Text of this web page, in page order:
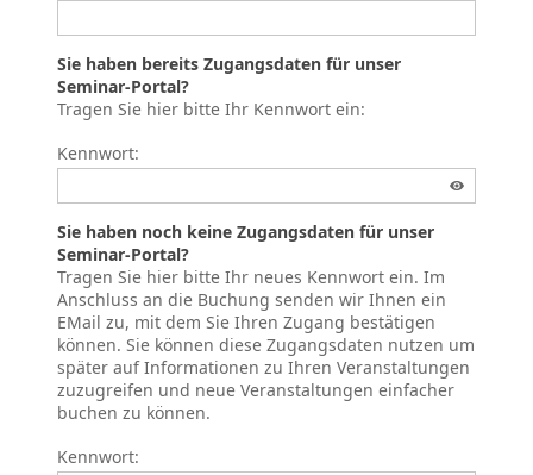
Sie haben bereits Zugangsdaten für unser
Seminar-Portal?
Tragen Sie hier bitte Ihr Kennwort ein:
Kennwort:
Sie haben noch keine Zugangsdaten für unser
Seminar-Portal?
Tragen Sie hier bitte Ihr neues Kennwort ein. Im
Anschluss an die Buchung senden wir Ihnen ein
EMail zu, mit dem Sie Ihren Zugang bestätigen
können. Sie können diese Zugangsdaten nutzen um
später auf Informationen zu Ihren Veranstaltungen
zuzugreifen und neue Veranstaltungen einfacher
buchen zu können.
Kennwort: